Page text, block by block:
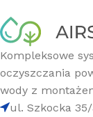
Kompleksowe
oczyszczania
wody z
ul. Szkocka